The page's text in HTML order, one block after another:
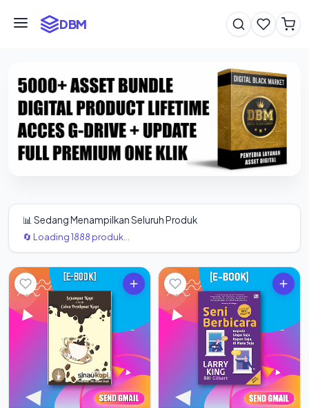
DBM
📊 Sedang Menampilkan Seluruh Produk
🔄 Loading 1888 produk...